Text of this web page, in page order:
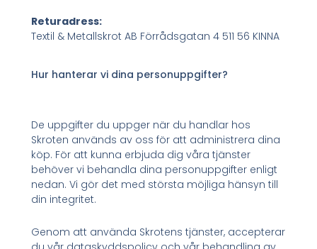
Returadress:
Textil & Metallskrot AB Förrådsgatan 4 511 56 KINNA
Hur hanterar vi dina personuppgifter?
De uppgifter du uppger när du handlar hos
Skroten används av oss för att administrera dina
köp. För att kunna erbjuda dig våra tjänster
behöver vi behandla dina personuppgifter enligt
nedan. Vi gör det med största möjliga hänsyn till
din integritet.
Genom att använda Skrotens tjänster, accepterar